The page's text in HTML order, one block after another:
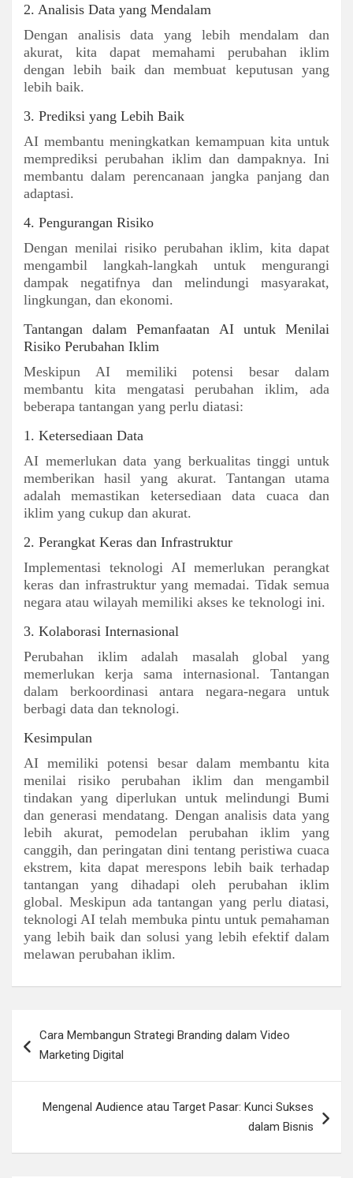
2. Analisis Data yang Mendalam
Dengan analisis data yang lebih mendalam dan
akurat, kita dapat memahami perubahan iklim
dengan lebih baik dan membuat keputusan yang
lebih baik.
3. Prediksi yang Lebih Baik
AI membantu meningkatkan kemampuan kita untuk
memprediksi perubahan iklim dan dampaknya. Ini
membantu dalam perencanaan jangka panjang dan
adaptasi.
4. Pengurangan Risiko
Dengan menilai risiko perubahan iklim, kita dapat
mengambil langkah-langkah untuk mengurangi
dampak negatifnya dan melindungi masyarakat,
lingkungan, dan ekonomi.
Tantangan dalam Pemanfaatan AI untuk Menilai
Risiko Perubahan Iklim
Meskipun AI memiliki potensi besar dalam
membantu kita mengatasi perubahan iklim, ada
beberapa tantangan yang perlu diatasi:
1. Ketersediaan Data
AI memerlukan data yang berkualitas tinggi untuk
memberikan hasil yang akurat. Tantangan utama
adalah memastikan ketersediaan data cuaca dan
iklim yang cukup dan akurat.
2. Perangkat Keras dan Infrastruktur
Implementasi teknologi AI memerlukan perangkat
keras dan infrastruktur yang memadai. Tidak semua
negara atau wilayah memiliki akses ke teknologi ini.
3. Kolaborasi Internasional
Perubahan iklim adalah masalah global yang
memerlukan kerja sama internasional. Tantangan
dalam berkoordinasi antara negara-negara untuk
berbagi data dan teknologi.
Kesimpulan
AI memiliki potensi besar dalam membantu kita
menilai risiko perubahan iklim dan mengambil
tindakan yang diperlukan untuk melindungi Bumi
dan generasi mendatang. Dengan analisis data yang
lebih akurat, pemodelan perubahan iklim yang
canggih, dan peringatan dini tentang peristiwa cuaca
ekstrem, kita dapat merespons lebih baik terhadap
tantangan yang dihadapi oleh perubahan iklim
global. Meskipun ada tantangan yang perlu diatasi,
teknologi AI telah membuka pintu untuk pemahaman
yang lebih baik dan solusi yang lebih efektif dalam
melawan perubahan iklim.
posCara Membangun Strategi Branding dalam Video
Marketing Digital
Mengenal Audience atau Target Pasar: Kunci Sukses
dalam Bisnis